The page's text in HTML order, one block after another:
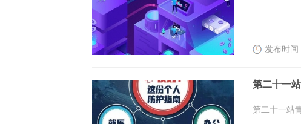
发布时
第二十一
第二十一站